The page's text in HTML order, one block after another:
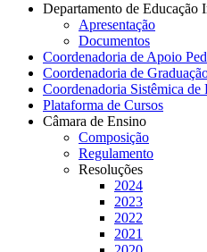
Departamento de Educação
Apresentação
Documentos
Coordenadoria de Apoio
Coordenadoria de
Coordenadoria Sistêmica de
Plataforma de Cursos
Câmara de Ensino
Composição
Regulamento
Resoluções
2024
2023
2022
2021